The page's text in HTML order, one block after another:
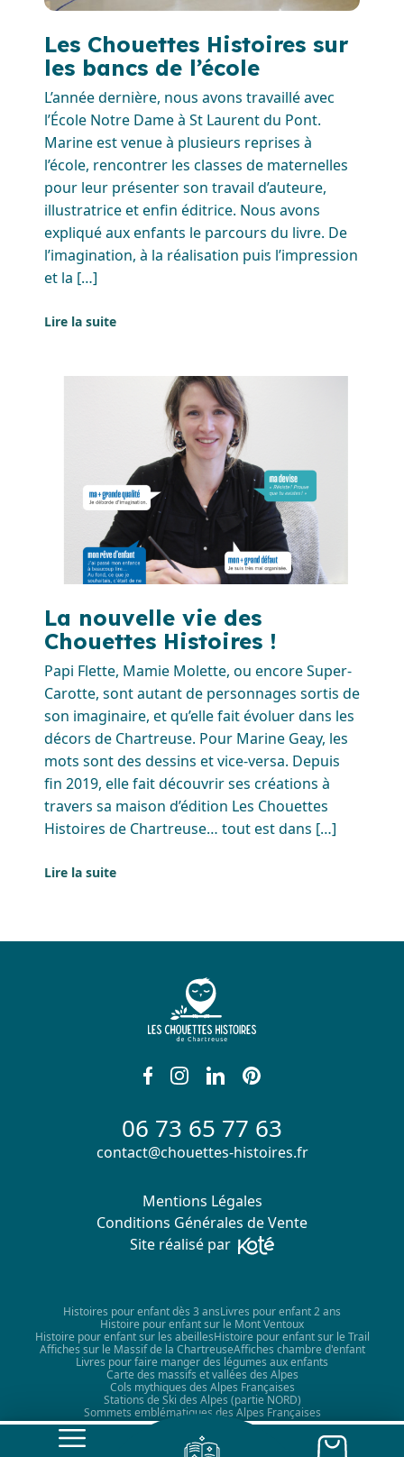
Les Chouettes Histoires sur
les bancs de l’école
L’année dernière, nous avons travaillé avec
l’École Notre Dame à St Laurent du Pont.
Marine est venue à plusieurs reprises à
l’école, rencontrer les classes de maternelles
pour leur présenter son travail d’auteure,
illustratrice et enfin éditrice. Nous avons
expliqué aux enfants le parcours du livre. De
l’imagination, à la réalisation puis l’impression
et la […]
Lire la suite
La nouvelle vie des
Chouettes Histoires !
Papi Flette, Mamie Molette, ou encore Super-
Carotte, sont autant de personnages sortis de
son imaginaire, et qu’elle fait évoluer dans les
décors de Chartreuse. Pour Marine Geay, les
mots sont des dessins et vice-versa. Depuis
fin 2019, elle fait découvrir ses créations à
travers sa maison d’édition Les Chouettes
Histoires de Chartreuse… tout est dans […]
Lire la suite
06 73 65 77 63
contact@chouettes-histoires.fr
Mentions Légales
Conditions Générales de Vente
Site réalisé par
Histoires pour enfant dès 3 ansLivres pour enfant 2 ans
Histoire pour enfant sur le Mont Ventoux
Histoire pour enfant sur les abeillesHistoire pour enfant sur le Trail
Affiches sur le Massif de la ChartreuseAffiches chambre d'enfant
Livres pour faire manger des légumes aux enfants
Carte des massifs et vallées des Alpes
Cols mythiques des Alpes Françaises
Stations de Ski des Alpes (partie NORD)
Sommets emblématiques des Alpes Françaises